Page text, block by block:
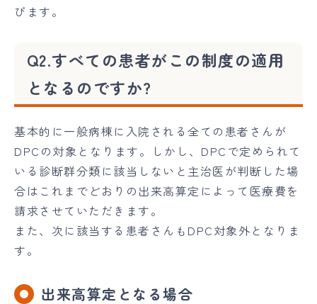
びます。
Q2.すべての患者がこの制度の適用
となるのですか?
基本的に一般病棟に入院される全ての患者さんが
DPCの対象となります。しかし、DPCで定められて
いる診断群分類に該当しないと主治医が判断した場
合はこれまでどおりの出来高算定によって医療費を
請求させていただきます。
また、次に該当する患者さんもDPC対象外となりま
す。
出来高算定となる場合